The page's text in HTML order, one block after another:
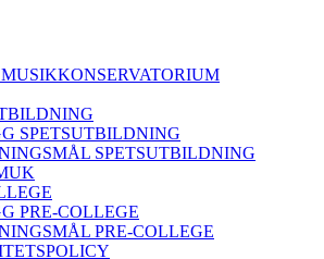
SPETSUTBILDNING
SPETSUTBILDNING
PRE-COLLEGE
PRE-COLLEGE